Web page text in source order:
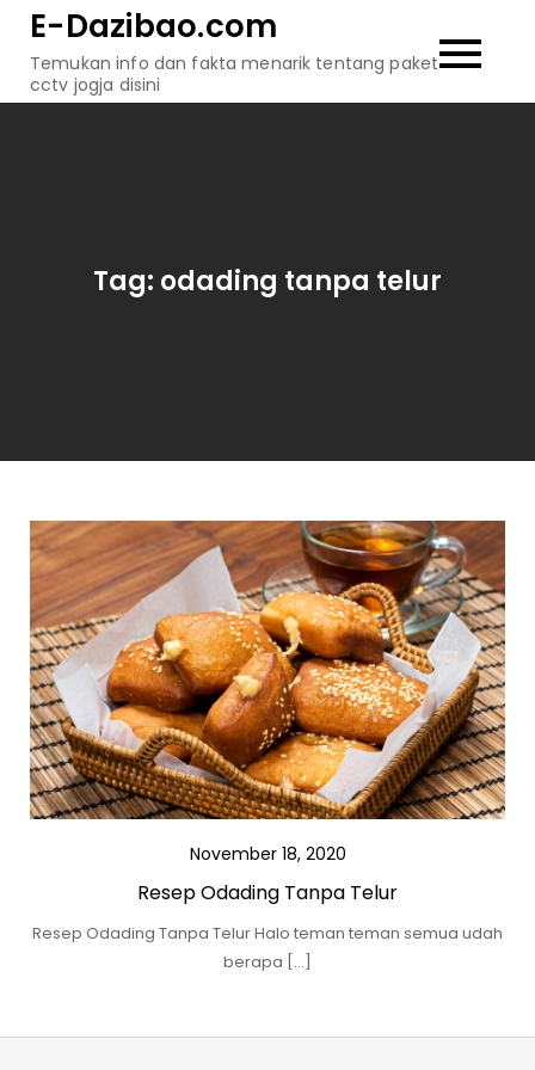
content
E-Dazibao.com
Temukan info dan fakta menarik tentang paket
cctv jogja disini
Tag: odading tanpa telur
November 18, 2020
Resep Odading Tanpa Telur
Resep Odading Tanpa Telur Halo teman teman semua udah
berapa […]